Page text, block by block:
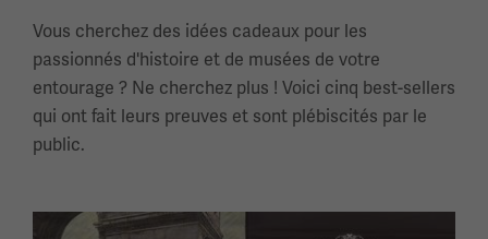
Vous cherchez des idées cadeaux pour les
passionnés d'histoire et de musées de votre
entourage ? Ne cherchez plus ! Voici cinq best-sellers
qui ont fait leurs preuves et sont plébiscités par le
public.